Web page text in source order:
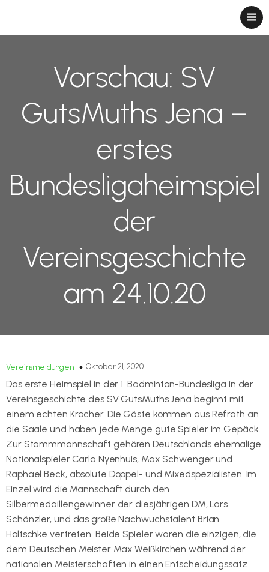
Vorschau: SV
GutsMuths Jena –
erstes
Bundesligaheimspiel
der
Vereinsgeschichte
am 24.10.20
Vereinsmeldungen Oktober 21, 2020
Das erste Heimspiel in der 1. Badminton-Bundesliga in der
Vereinsgeschichte des SV GutsMuths Jena beginnt mit
einem echten Kracher. Die Gäste kommen aus Refrath an
die Saale und haben jede Menge gute Spieler im Gepäck.
Zur Stammmannschaft gehören Deutschlands ehemalige
Nationalspieler Carla Nyenhuis, Max Schwenger und
Raphael Beck, absolute Doppel- und Mixedspezialisten. Im
Einzel wird die Mannschaft durch den
Silbermedaillengewinner der diesjährigen DM, Lars
Schänzler, und das große Nachwuchstalent Brian
Holtschke vertreten. Beide Spieler waren die einzigen, die
dem Deutschen Meister Max Weißkirchen während der
nationalen Meisterschaften in einen Entscheidungssatz